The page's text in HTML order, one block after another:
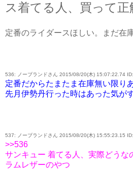
ス着てる人、買って正
定番のライダースほしい。まだ在
536: ノーブランドさん 2015/08/20(木) 15:07:22.74
定番だからたまたま在庫無い限り
先月伊勢丹行った時はあった気が
537: ノーブランドさん 2015/08/20(木) 15:55:23.15
>>536
サンキュー 着てる人、実際どうな
ラムレザーのやつ